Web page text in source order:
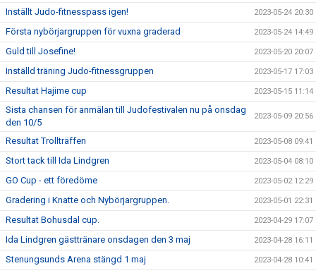
Inställt Judo-fitnesspass igen! 2023-05-24 20:30
Första nybörjargruppen för vuxna graderad 2023-05-24 14:49
Guld till Josefine! 2023-05-20 20:07
Inställd träning Judo-fitnessgruppen 2023-05-17 17:03
Resultat Hajime cup 2023-05-15 11:14
Sista chansen för anmälan till Judofestivalen nu på onsdag
den 10/5
2023-05-09 20:56
Resultat Trollträffen 2023-05-08 09:41
Stort tack till Ida Lindgren 2023-05-04 08:10
GO Cup - ett föredöme 2023-05-02 12:29
Gradering i Knatte och Nybörjargruppen. 2023-05-01 22:31
Resultat Bohusdal cup. 2023-04-29 17:07
Ida Lindgren gästtränare onsdagen den 3 maj 2023-04-28 16:11
Stenungsunds Arena stängd 1 maj 2023-04-28 10:41